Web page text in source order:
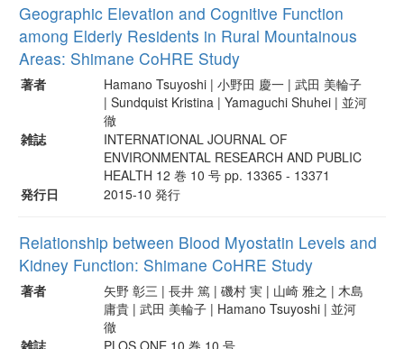
Geographic Elevation and Cognitive Function
among Elderly Residents in Rural Mountainous
Areas: Shimane CoHRE Study
著者
Hamano Tsuyoshi | 小野田 慶一 | 武田 美輪子
| Sundquist Kristina | Yamaguchi Shuhei | 並河
徹
雑誌
INTERNATIONAL JOURNAL OF
ENVIRONMENTAL RESEARCH AND PUBLIC
HEALTH 12 巻 10 号 pp. 13365 - 13371
発行日
2015-10 発行
Relationship between Blood Myostatin Levels and
Kidney Function: Shimane CoHRE Study
著者
矢野 彰三 | 長井 篤 | 磯村 実 | 山崎 雅之 | 木島
庸貴 | 武田 美輪子 | Hamano Tsuyoshi | 並河
徹
雑誌
PLOS ONE 10 巻 10 号